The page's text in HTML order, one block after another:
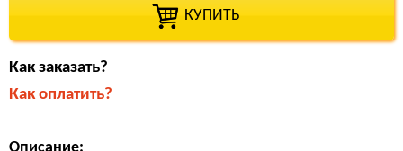
КУПИТЬ
Как заказать?
Как оплатить?